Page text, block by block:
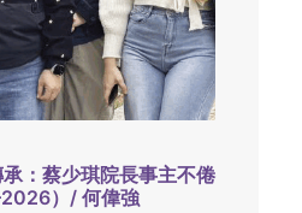
：蔡少琪院長事主不倦
）/ 何偉強